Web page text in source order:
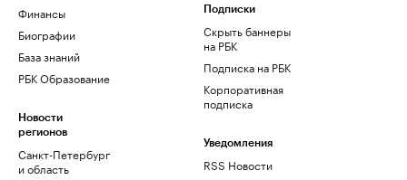
Финансы
Биографии
База знаний
РБК Образование
Новости
регионов
Санкт-Петербург
и область
Подписки
Скрыть баннеры
на РБК
Подписка на РБК
Корпоративная
подписка
Уведомления
RSS Новости